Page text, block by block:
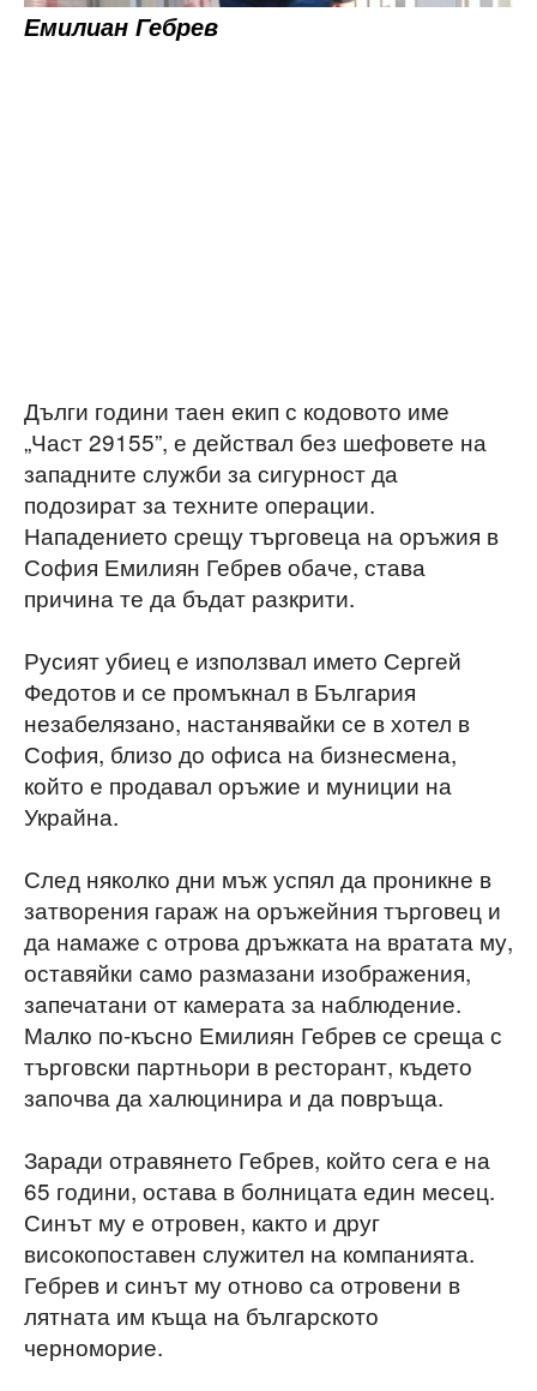
Емилиан Гебрев
Дълги години таен екип с кодовото име
„Част 29155”, е действал без шефовете на
западните служби за сигурност да
подозират за техните операции.
Нападението срещу търговеца на оръжия в
София Емилиян Гебрев обаче, става
причина те да бъдат разкрити.
Русият убиец е използвал името Сергей
Федотов и се промъкнал в България
незабелязано, настанявайки се в хотел в
София, близо до офиса на бизнесмена,
който е продавал оръжие и муниции на
Украйна.
След няколко дни мъж успял да проникне в
затворения гараж на оръжейния търговец и
да намаже с отрова дръжката на вратата му,
оставяйки само размазани изображения,
запечатани от камерата за наблюдение.
Малко по-късно Емилиян Гебрев се среща с
търговски партньори в ресторант, където
започва да халюцинира и да повръща.
Заради отравянето Гебрев, който сега е на
65 години, остава в болницата един месец.
Синът му е отровен, както и друг
високопоставен служител на компанията.
Гебрев и синът му отново са отровени в
лятната им къща на българското
черноморие.